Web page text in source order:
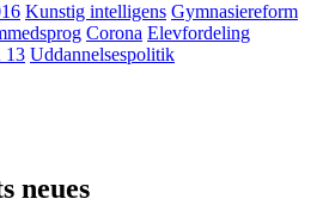
Kunstig intelligens Gymnasiereform
Corona Elevfordeling
13 Uddannelsespolitik
neues